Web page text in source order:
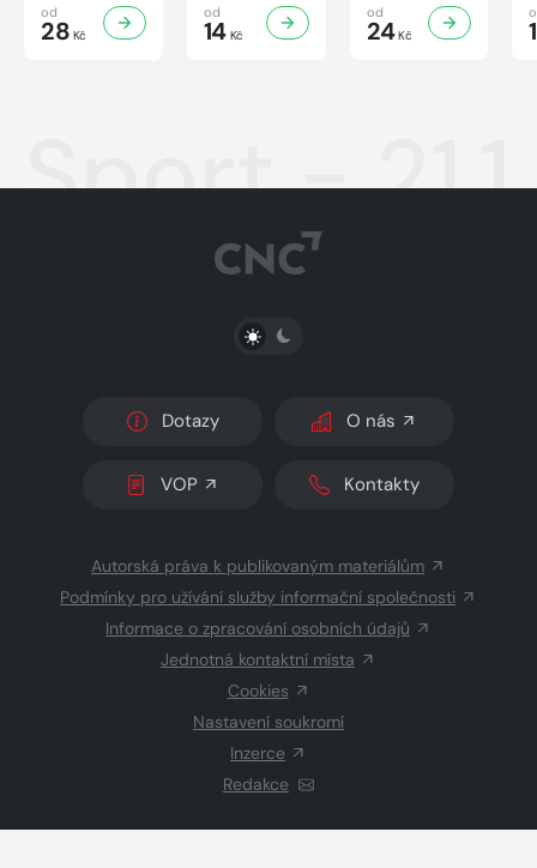
od
28 Kč
od
14Kč
od
24Kč
Sport -
PŘEPNOUT SVĚTLÝ/TMAVÝ REŽIM
Dotazy O nás
VOP Kontakty
Autorská práva k publikovaným materiálům
Podmínky pro užívání služby informační společnosti
Informace o zpracování osobních údajů
Jednotná kontaktní místa
Cookies
Nastavení soukromí
Inzerce
Redakce